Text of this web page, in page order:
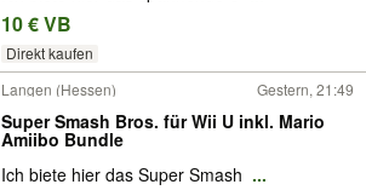
10 € VB
Direkt kaufen
Langen (Hessen) Gestern, 21:49
Super Smash Bros. für Wii U inkl. Mario
Amiibo Bundle
Ich biete hier das Super Smash ...